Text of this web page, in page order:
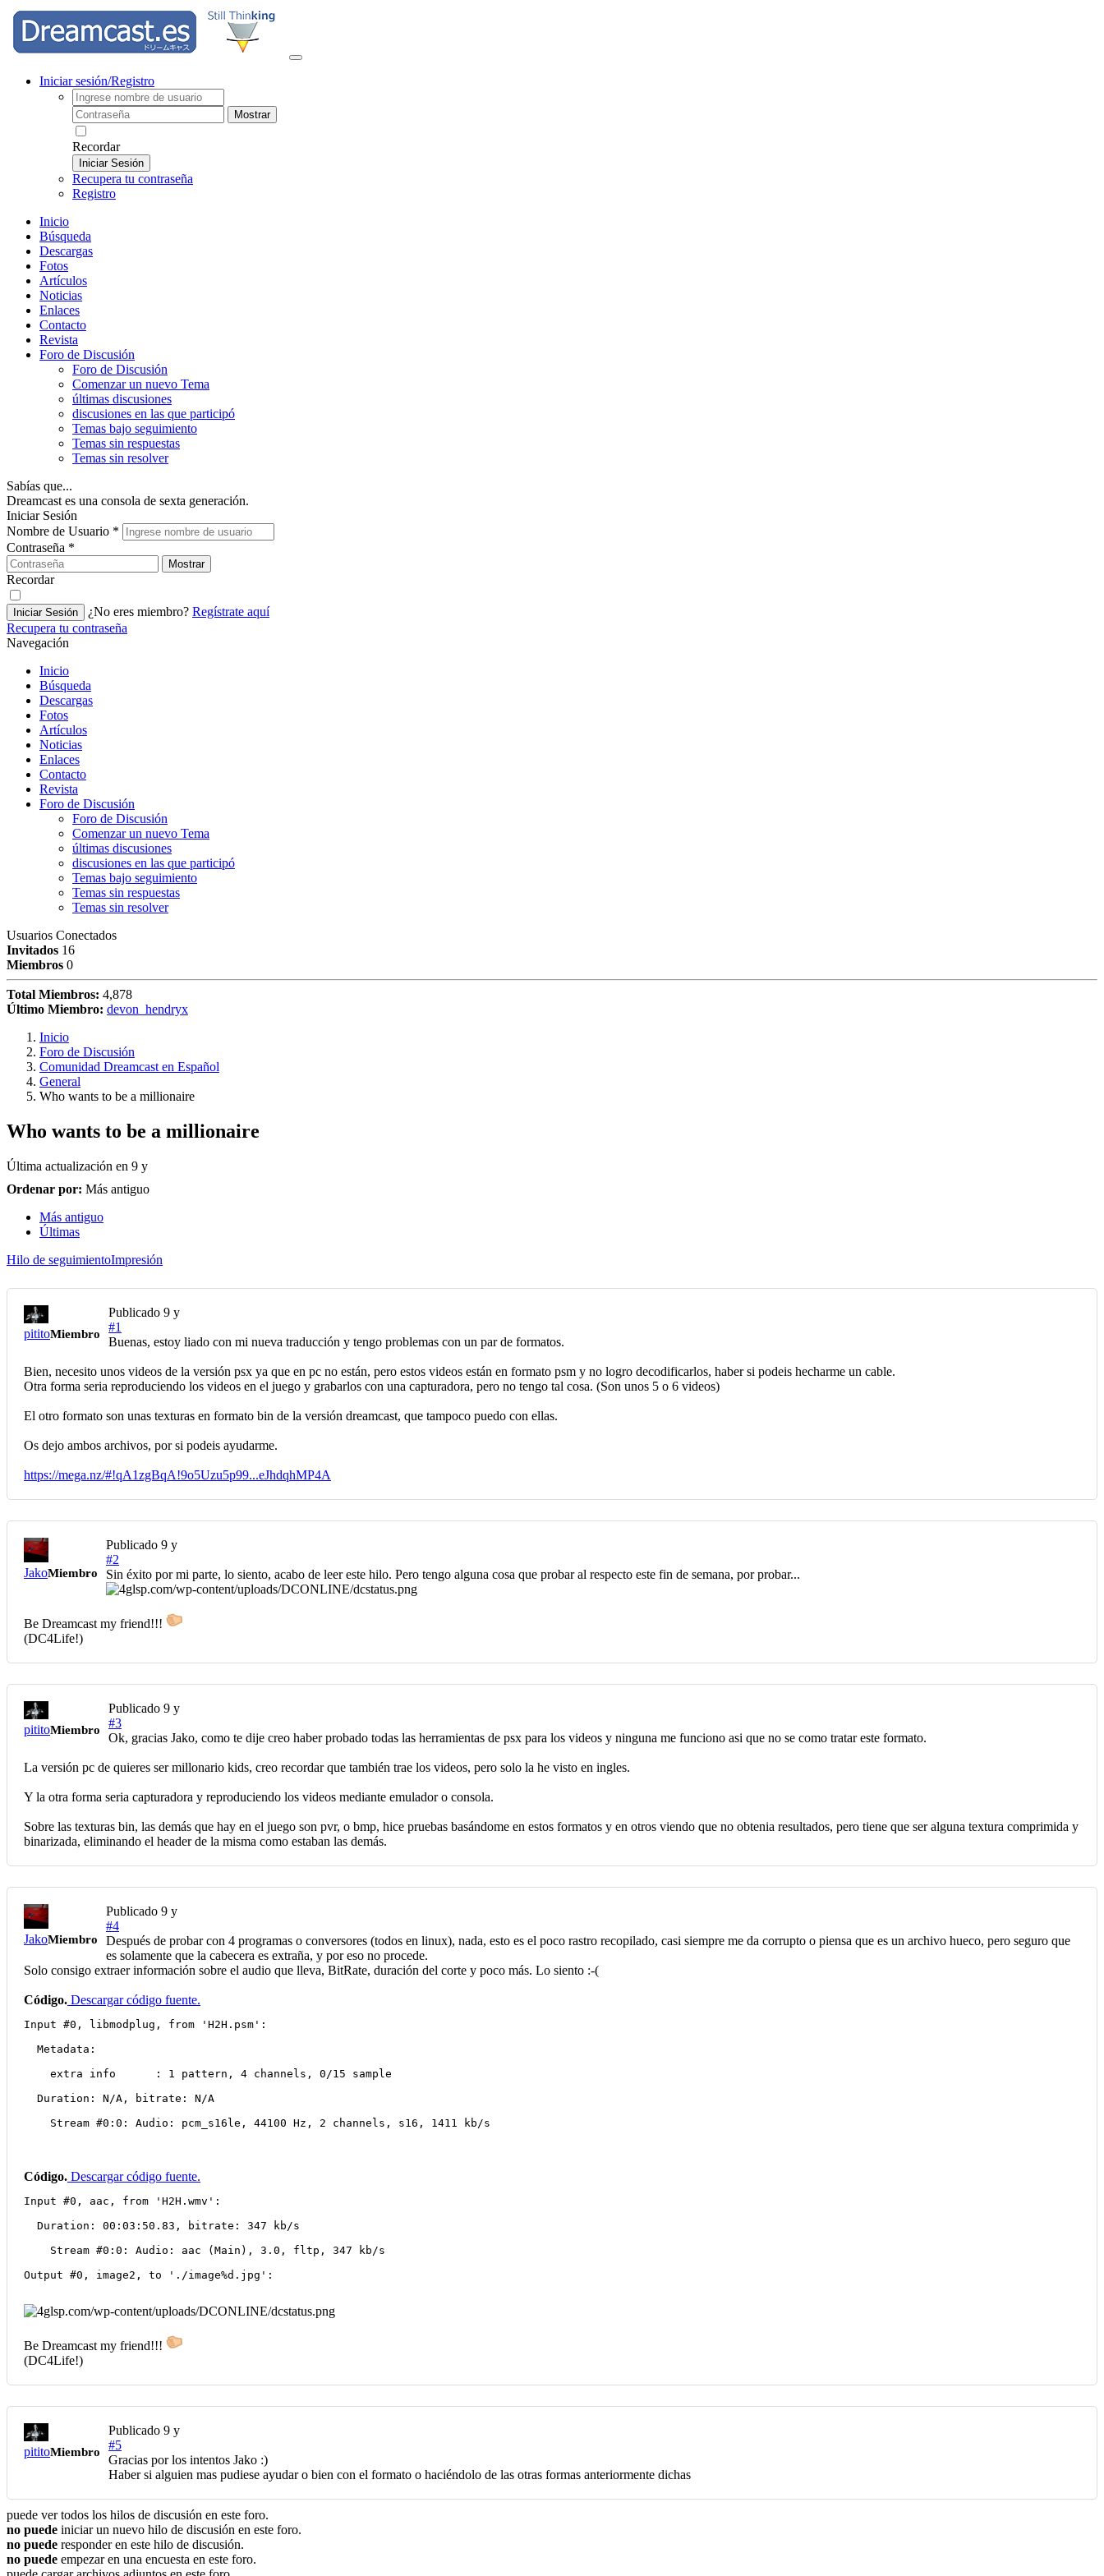
Iniciar sesión/Registro
Mostrar
Recordar
Iniciar Sesión
Recupera tu contraseña
Registro
Inicio
Búsqueda
Descargas
Fotos
Artículos
Noticias
Enlaces
Contacto
Revista
Foro de Discusión
Foro de Discusión
Comenzar un nuevo Tema
últimas discusiones
discusiones en las que participó
Temas bajo seguimiento
Temas sin respuestas
Temas sin resolver
Sabías que...
Dreamcast es una consola de sexta generación.
Iniciar Sesión
Nombre de Usuario *
Contraseña *
Mostrar
Recordar
Iniciar Sesión ¿No eres miembro? Regístrate aquí
Recupera tu contraseña
Navegación
Inicio
Búsqueda
Descargas
Fotos
Artículos
Noticias
Enlaces
Contacto
Revista
Foro de Discusión
Foro de Discusión
Comenzar un nuevo Tema
últimas discusiones
discusiones en las que participó
Temas bajo seguimiento
Temas sin respuestas
Temas sin resolver
Usuarios Conectados
Invitados 16
Miembros 0
Total Miembros: 4,878
Último Miembro: devon_hendryx
Inicio
Foro de Discusión
Comunidad Dreamcast en Español
General
Who wants to be a millionaire
Who wants to be a millionaire
Última actualización en 9 y
Ordenar por: Más antiguo
Más antiguo
Últimas
Hilo de seguimientoImpresión
pititoMiembro
Publicado 9 y
#1
Buenas, estoy liado con mi nueva traducción y tengo problemas con un par de formatos.
Bien, necesito unos videos de la versión psx ya que en pc no están, pero estos videos están en formato psm y no logro decodificarlos, haber si podeis hecharme un cable.
Otra forma seria reproduciendo los videos en el juego y grabarlos con una capturadora, pero no tengo tal cosa. (Son unos 5 o 6 videos)
El otro formato son unas texturas en formato bin de la versión dreamcast, que tampoco puedo con ellas.
Os dejo ambos archivos, por si podeis ayudarme.
https://mega.nz/#!qA1zgBqA!9o5Uzu5p99...eJhdqhMP4A
JakoMiembro
Publicado 9 y
#2
Sin éxito por mi parte, lo siento, acabo de leer este hilo. Pero tengo alguna cosa que probar al respecto este fin de semana, por probar...
Be Dreamcast my friend!!!
(DC4Life!)
pititoMiembro
Publicado 9 y
#3
Ok, gracias Jako, como te dije creo haber probado todas las herramientas de psx para los videos y ninguna me funciono asi que no se como tratar este formato.
La versión pc de quieres ser millonario kids, creo recordar que también trae los videos, pero solo la he visto en ingles.
Y la otra forma seria capturadora y reproduciendo los videos mediante emulador o consola.
Sobre las texturas bin, las demás que hay en el juego son pvr, o bmp, hice pruebas basándome en estos formatos y en otros viendo que no obtenia resultados, pero tiene que ser alguna textura comprimida y
binarizada, eliminando el header de la misma como estaban las demás.
JakoMiembro
Publicado 9 y
#4
Después de probar con 4 programas o conversores (todos en linux), nada, esto es el poco rastro recopilado, casi siempre me da corrupto o piensa que es un archivo hueco, pero seguro que
es solamente que la cabecera es extraña, y por eso no procede.
Solo consigo extraer información sobre el audio que lleva, BitRate, duración del corte y poco más. Lo siento :-(
Código. Descargar código fuente.
Input #0, libmodplug, from 'H2H.psm':
Metadata:
extra info      : 1 pattern, 4 channels, 0/15 sample
Duration: N/A, bitrate: N/A
Stream #0:0: Audio: pcm_s16le, 44100 Hz, 2 channels, s16, 1411 kb/s
Código. Descargar código fuente.
Input #0, aac, from 'H2H.wmv':
Duration: 00:03:50.83, bitrate: 347 kb/s
Stream #0:0: Audio: aac (Main), 3.0, fltp, 347 kb/s
Output #0, image2, to './image%d.jpg':
Be Dreamcast my friend!!!
(DC4Life!)
pititoMiembro
Publicado 9 y
#5
Gracias por los intentos Jako :)
Haber si alguien mas pudiese ayudar o bien con el formato o haciéndolo de las otras formas anteriormente dichas
puede ver todos los hilos de discusión en este foro.
no puede iniciar un nuevo hilo de discusión en este foro.
no puede responder en este hilo de discusión.
no puede empezar en una encuesta en este foro.